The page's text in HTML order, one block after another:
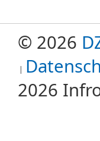
© 2026
2026